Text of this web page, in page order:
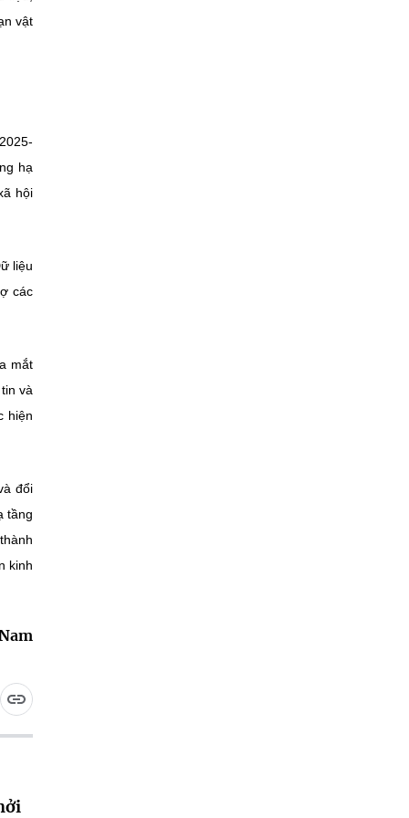
vật
hạ
hội
liệu
các
mắt
và
hiện
đổi
tầng
kinh